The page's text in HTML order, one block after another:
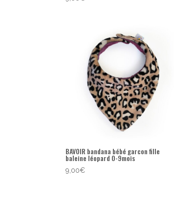
BAVOIR bandana bébé garcon fille
baleine léopard 0-9mois
9,00€